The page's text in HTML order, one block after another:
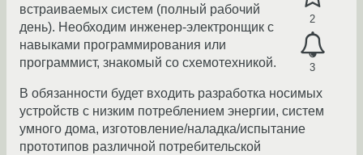
2
3
встраиваемых систем (полный рабочий
день). Необходим инженер-электронщик с
навыками программирования или
программист, знакомый со схемотехникой.
В обязанности будет входить разработка носимых
устройств с низким потреблением энергии, систем
умного дома, изготовление/наладка/испытание
прототипов различной потребительской